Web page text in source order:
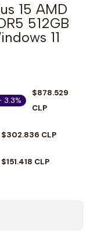
15 AMD
512GB
11
3.3%
$878.529
CLP
$302.836 CLP
$151.418 CLP